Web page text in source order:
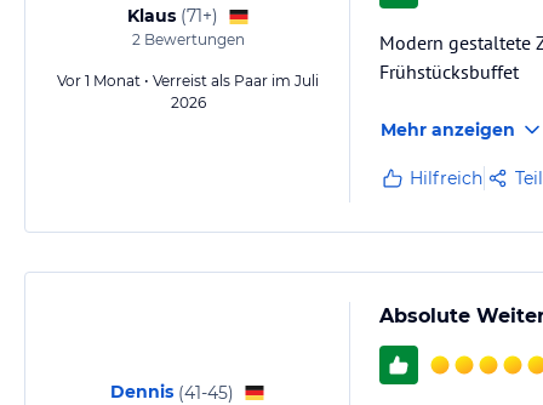
Klaus (71+)
2Bewertungen
Vor 1 Monat • Verreist als Paar im Juli
2026
Modern gestaltete
Frühstücksbuffet
Mehr anzeigen
Hilfreich
Dennis (41-45)
Absolute